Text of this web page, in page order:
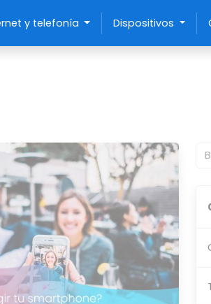
y telefonía Dispositivos